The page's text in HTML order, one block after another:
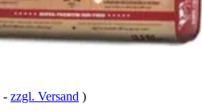
- zzgl. Versand )